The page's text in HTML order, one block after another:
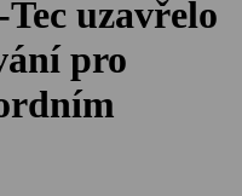
uzavřelo
pro